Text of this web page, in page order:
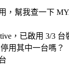
，幫我查一下
，已啟用 3/3
用其中一台嗎？